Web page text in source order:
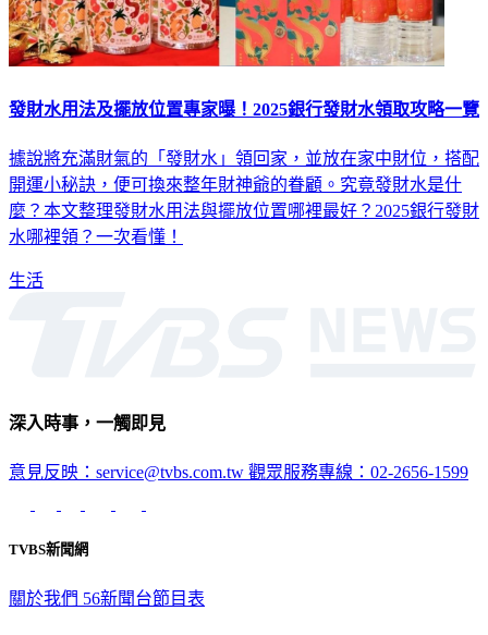
發財水用法及擺放位置專家曝！2025銀行發財水領取攻略一覽
據說將充滿財氣的「發財水」領回家，並放在家中財位，搭配
開運小秘訣，便可換來整年財神爺的眷顧。究竟發財水是什
麼？本文整理發財水用法與擺放位置哪裡最好？2025銀行發財
水哪裡領？一次看懂！
生活
深入時事，一觸即見
意見反映：service@tvbs.com.tw 觀眾服務專線：02-2656-1599
TVBS新聞網
關於我們 56新聞台節目表